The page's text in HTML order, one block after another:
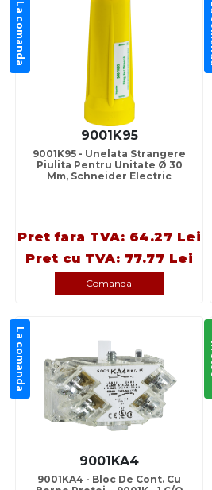
La comanda
9001K95
9001K95 - Unelata Strangere
Piulita Pentru Unitate Ø 30
Mm, Schneider Electric
Pret fara TVA: 64.27 Lei
Pret cu TVA: 77.77 Lei
Comanda
La comanda
9001KA4
9001KA4 - Bloc De Cont. Cu